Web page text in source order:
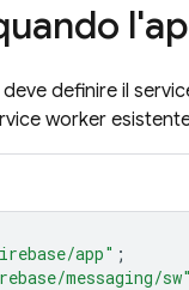
deve definire il
worker
app" ;
messaging/sw"